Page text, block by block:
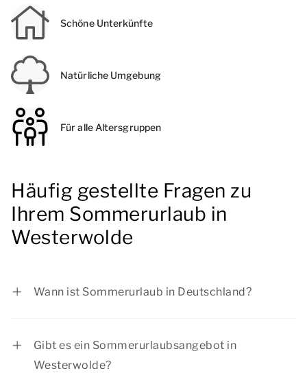
Schöne Unterkünfte
Natürliche Umgebung
Für alle Altersgruppen
Häufig gestellte Fragen zu
Ihrem Sommerurlaub in
Westerwolde
Wann ist Sommerurlaub in Deutschland?
Gibt es ein Sommerurlaubsangebot in
Westerwolde?